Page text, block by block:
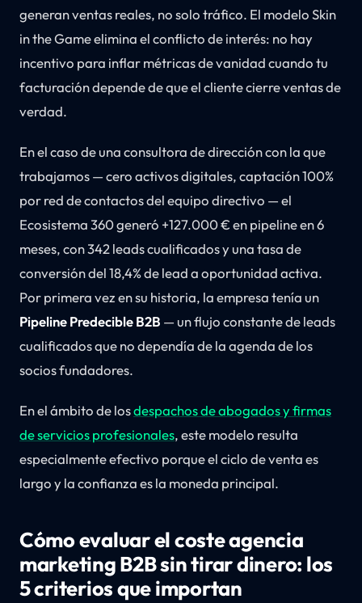
generan ventas reales, no solo tráfico. El modelo Skin
in the Game elimina el conflicto de interés: no hay
incentivo para inflar métricas de vanidad cuando tu
facturación depende de que el cliente cierre ventas de
verdad.
En el caso de una consultora de dirección con la que
trabajamos — cero activos digitales, captación 100%
por red de contactos del equipo directivo — el
Ecosistema 360 generó +127.000 € en pipeline en 6
meses, con 342 leads cualificados y una tasa de
conversión del 18,4% de lead a oportunidad activa.
Por primera vez en su historia, la empresa tenía un
Pipeline Predecible B2B — un flujo constante de leads
cualificados que no dependía de la agenda de los
socios fundadores.
En el ámbito de losdespachos de abogados y firmas
de servicios profesionales, este modelo resulta
especialmente efectivo porque el ciclo de venta es
largo y la confianza es la moneda principal.
Cómo evaluar el coste agencia
marketing B2B sin tirar dinero: los
5 criterios que importan